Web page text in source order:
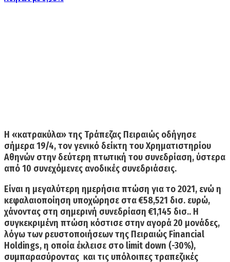
Η «κατρακύλα» της Τράπεζας Πειραιώς οδήγησε
σήμερα 19/4, τον γενικό δείκτη του Χρηματιστηρίου
Αθηνών στην δεύτερη πτωτική του συνεδρίαση, ύστερα
από 10 συνεχόμενες ανοδικές συνεδριάσεις.
Είναι η μεγαλύτερη ημερήσια πτώση για το 2021, ενώ η
κεφαλαιοποίηση υποχώρησε στα €58,521 δισ. ευρώ,
χάνοντας στη σημερινή συνεδρίαση €1,145 δισ.. Η
συγκεκριμένη πτώση κόστισε στην αγορά 20 μονάδες,
λόγω των ρευστοποιήσεων της Πειραιώς Financial
Holdings, η οποία έκλεισε στο limit down (-30%),
συμπαρασύροντας και τις υπόλοιπες τραπεζικές